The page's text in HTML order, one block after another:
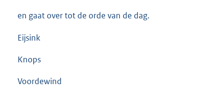
en gaat over tot de orde van de dag.
Eijsink
Knops
Voordewind